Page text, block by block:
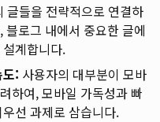
글들을 전략적으로 연결하
로그 내에서 중요한 글에
계합니다.
: 사용자의 대부분이 모바
하여, 모바일 가독성과 빠
선 과제로 삼습니다.